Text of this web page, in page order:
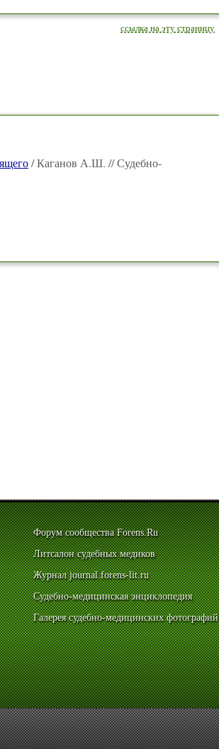
ссылка на эту страницу
/ Каганов А.Ш. // Судебно-
Форум сообщества Forens.Ru
Литсалон судебных медиков
Журнал journal.forens-lit.ru
Судебно-медицинская энциклопедия
Галерея судебно-медицинских фотографий